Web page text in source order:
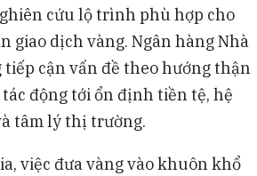
cứu lộ trình phù hợp cho
giao dịch vàng. Ngân hàng Nhà
tiếp cận vấn đề theo hướng thận
động tới ổn định tiền tệ, hệ
tâm lý thị trường.
việc đưa vàng vào khuôn khổ